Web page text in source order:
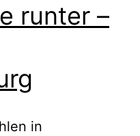
runter –
in